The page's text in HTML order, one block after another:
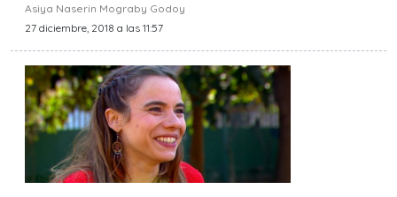
Asiya Naserin Mograby Godoy
27 diciembre, 2018 a las 11:57